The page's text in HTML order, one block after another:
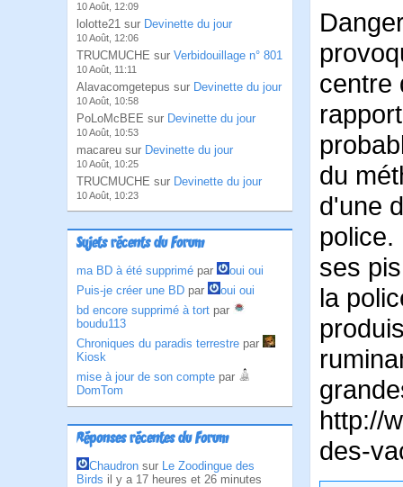
10 Août, 12:09
lolotte21 sur Devinette du jour
10 Août, 12:06
TRUCMUCHE sur Verbidouillage n° 801
10 Août, 11:11
Alavacomgetepus sur Devinette du jour
10 Août, 10:58
PoLoMcBEE sur Devinette du jour
10 Août, 10:53
macareu sur Devinette du jour
10 Août, 10:25
TRUCMUCHE sur Devinette du jour
10 Août, 10:23
Sujets récents du Forum
ma BD à été supprimé par
oui oui
Puis-je créer une BD par
oui oui
bd encore supprimé à tort par
boudu113
Chroniques du paradis terrestre par
Kiosk
mise à jour de son compte par
DomTom
Réponses récentes du Forum
Chaudron sur Le Zoodingue des
Birds il y a 17 heures et 26 minutes
centre
du
d'une
police.
ses
la
http://
des-